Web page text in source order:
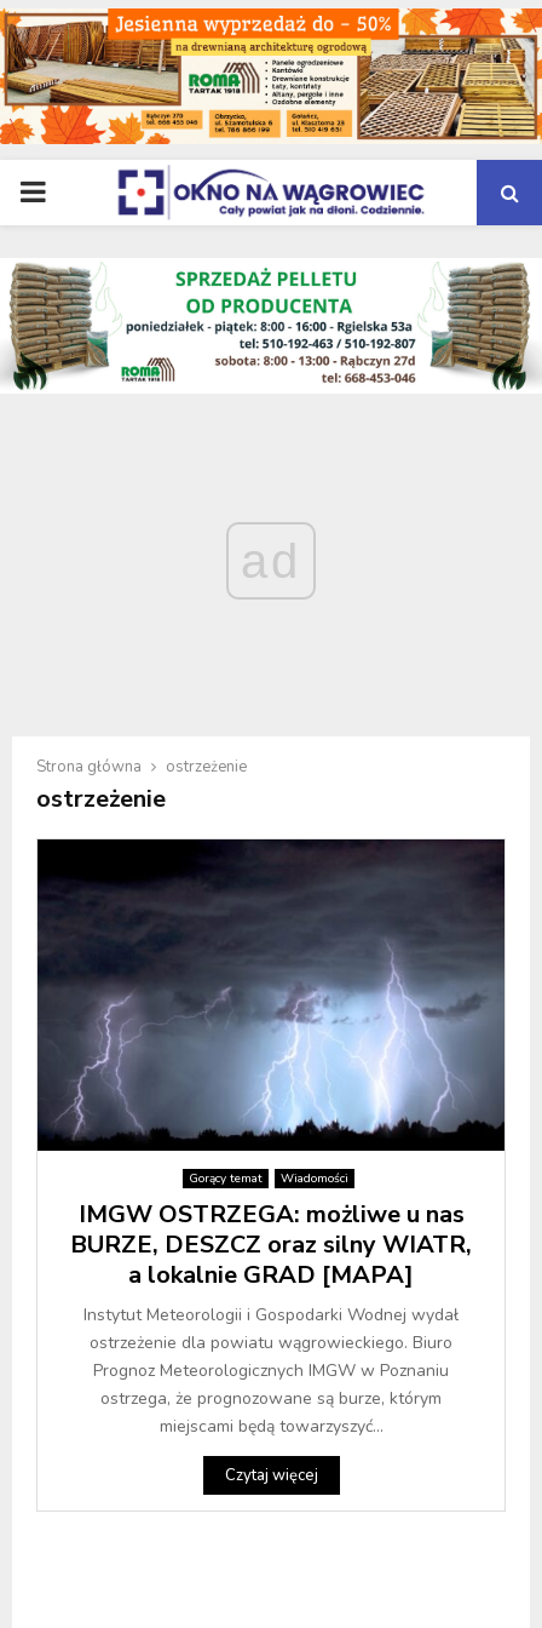
PRIMARY
MENU
ad
Strona główna ostrzeżenie
ostrzeżenie
Gorący temat Wiadomości
IMGW OSTRZEGA: możliwe u nas
BURZE, DESZCZ oraz silny WIATR,
a lokalnie GRAD [MAPA]
Instytut Meteorologii i Gospodarki Wodnej wydał
ostrzeżenie dla powiatu wągrowieckiego. Biuro
Prognoz Meteorologicznych IMGW w Poznaniu
ostrzega, że prognozowane są burze, którym
miejscami będą towarzyszyć...
Czytaj więcej